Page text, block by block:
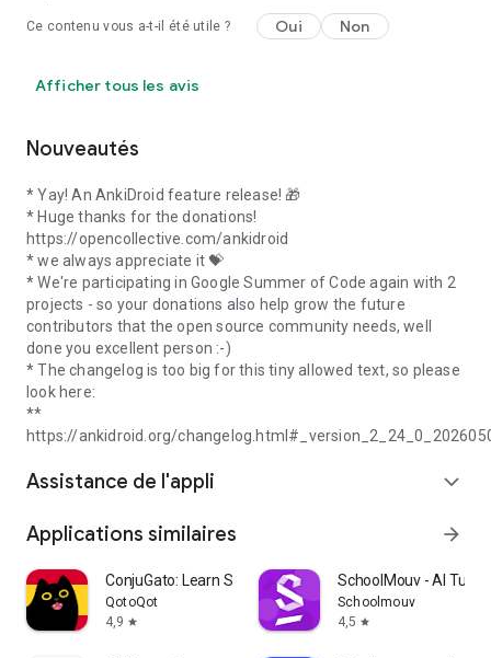
Ce contenu vous a-t-il été utile ? Oui Non
Afficher tous les avis
Nouveautés
* Yay! An AnkiDroid feature release! 🎁
* Huge thanks for the donations!
https://opencollective.com/ankidroid
* we always appreciate it 💝
* We're participating in Google Summer of Code again with 2
projects - so your donations also help grow the future
contributors that the open source community needs, well
done you excellent person :-)
* The changelog is too big for this tiny allowed text, so please
look here:
**
https://ankidroid.org/
Assistance de l'appli expand_more
Applications similaires arrow_forward
ConjuGato: Learn Spanish Verbs
QotoQot
4,9 star
SchoolMouv - AI Tutor
Schoolmouv
4,5 star